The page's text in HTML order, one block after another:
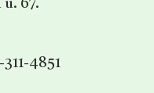
u. 67.
311-4851